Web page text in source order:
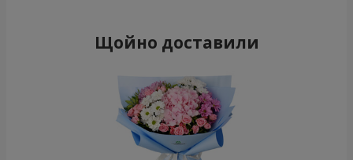
Щойно доставили